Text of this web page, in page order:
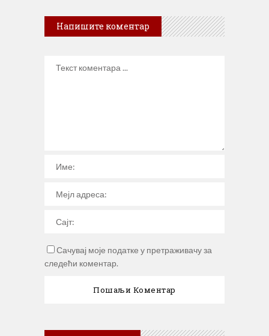
Напишите коментар
Сачувај моје податке у претраживачу за
следећи коментар.